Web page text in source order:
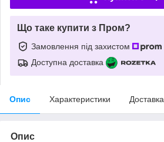
Що таке купити з Пром?
Замовлення під захистом
Доступна доставка
Опис Характеристики Доставка
Опис